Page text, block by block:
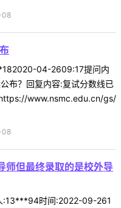
08
04-2609:17提问内
布？回复内容:复试分数线已
www.nsmc.edu.cn/gs/
08
师但最终录取的是校外导
:13***94时间:2022-09-261